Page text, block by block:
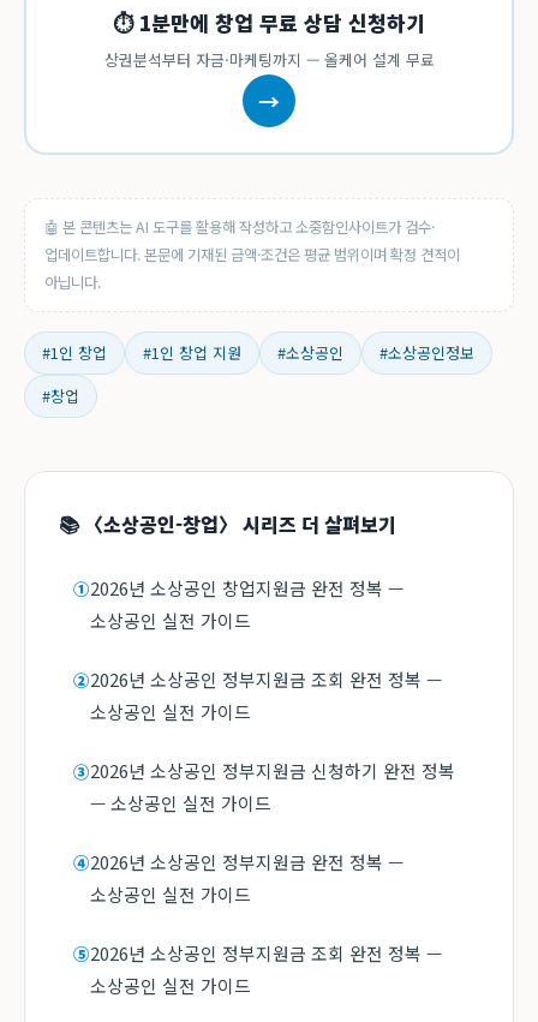
⏱ 1분만에 창업 무료 상담 신청하기
상권분석부터 자금·마케팅까지 — 올케어 설계 무료
→
🤖 본 콘텐츠는 AI 도구를 활용해 작성하고 소중함인사이트가 검수·
업데이트합니다. 본문에 기재된 금액·조건은 평균 범위이며 확정 견적이
아닙니다.
#1인 창업 #1인 창업 지원 #소상공인
#소상공인정보
#창업
📚 〈소상공인-창업〉 시리즈 더 살펴보기
①2026년 소상공인 창업지원금 완전 정복 —
소상공인 실전 가이드
②2026년 소상공인 정부지원금 조회 완전 정복 —
소상공인 실전 가이드
③2026년 소상공인 정부지원금 신청하기 완전 정복
— 소상공인 실전 가이드
④2026년 소상공인 정부지원금 완전 정복 —
소상공인 실전 가이드
⑤2026년 소상공인 정부지원금 조회 완전 정복 —
소상공인 실전 가이드